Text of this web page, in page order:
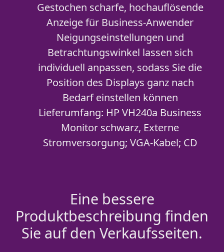
Gestochen scharfe, hochauflösende
Anzeige für Business-Anwender
Neigungseinstellungen und
Betrachtungswinkel lassen sich
individuell anpassen, sodass Sie die
Position des Displays ganz nach
Bedarf einstellen können
Lieferumfang: HP VH240a Business
Monitor schwarz, Externe
Stromversorgung; VGA-Kabel; CD
Eine bessere
Produktbeschreibung finden
Sie auf den Verkaufsseiten.